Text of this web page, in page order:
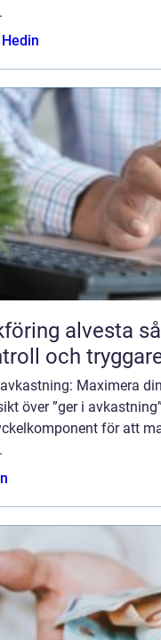
så skapar lokala företag bättre
och
Maximera
över ”ger i
för att